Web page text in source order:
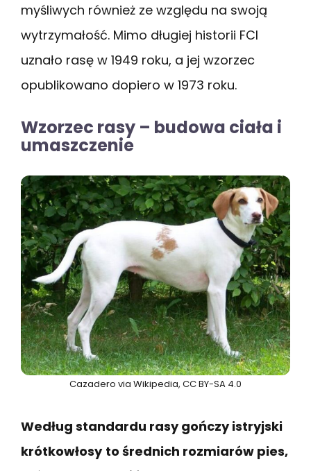
myśliwych również ze względu na swoją
wytrzymałość. Mimo długiej historii FCI
uznało rasę w 1949 roku, a jej wzorzec
opublikowano dopiero w 1973 roku.
Wzorzec rasy – budowa ciała i
umaszczenie
Cazadero via Wikipedia, CC BY-SA 4.0
Według standardu rasy gończy istryjski
krótkowłosy to średnich rozmiarów pies,